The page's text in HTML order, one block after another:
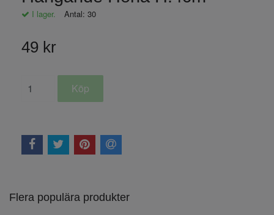
I lager. Antal: 30
49 kr
Flera populära produkter